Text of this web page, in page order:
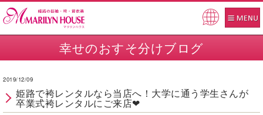
幸せのおすそ分けブログ
2019/12/09
姫路で袴レンタルなら当店へ！大学に通う学生さんが
卒業式袴レンタルにご来店❤